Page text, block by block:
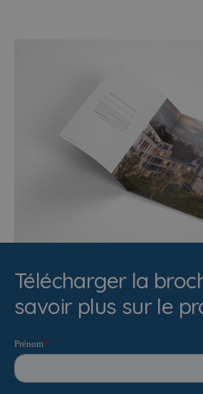
Télécharger la
savoir plus sur le